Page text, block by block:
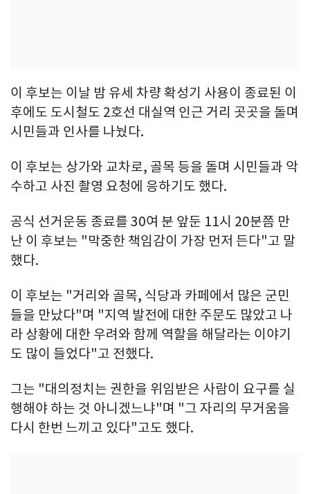
이 후보는 이날 밤 유세 차량 확성기 사용이 종료된 이
후에도 도시철도 2호선 대실역 인근 거리 곳곳을 돌며
시민들과 인사를 나눴다.
이 후보는 상가와 교차로, 골목 등을 돌며 시민들과 악
수하고 사진 촬영 요청에 응하기도 했다.
공식 선거운동 종료를 30여 분 앞둔 11시 20분쯤 만
난 이 후보는 "막중한 책임감이 가장 먼저 든다"고 말
했다.
이 후보는 "거리와 골목, 식당과 카페에서 많은 군민
들을 만났다"며 "지역 발전에 대한 주문도 많았고 나
라 상황에 대한 우려와 함께 역할을 해달라는 이야기
도 많이 들었다"고 전했다.
그는 "대의정치는 권한을 위임받은 사람이 요구를 실
행해야 하는 것 아니겠느냐"며 "그 자리의 무거움을
다시 한번 느끼고 있다"고도 했다.